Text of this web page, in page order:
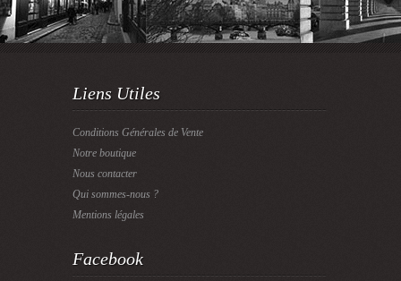
Liens Utiles
Conditions Générales de Vente
Notre boutique
Nous contacter
Qui sommes-nous ?
Mentions légales
Facebook